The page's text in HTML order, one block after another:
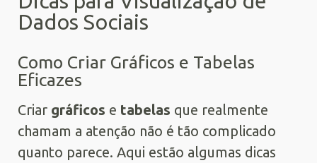
Dados Sociais
Como Criar Gráficos e Tabelas
Eficazes
Criar gráficos e tabelas que realmente
chamam a atenção não é tão complicado
quanto parece. Aqui estão algumas dicas